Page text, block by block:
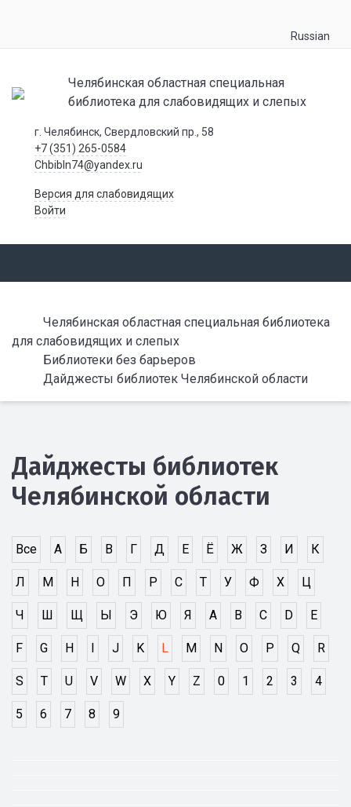
Russian
Челябинская областная специальная
библиотека для слабовидящих и слепых
г. Челябинск, Свердловский пр., 58
+7 (351) 265-0584
Chbibln74@yandex.ru
Версия для слабовидящих
Войти
Челябинская областная специальная библиотека
для слабовидящих и слепых
Библиотеки без барьеров
Дайджесты библиотек Челябинской области
Дайджесты библиотек
Челябинской области
Все А Б В Г Д Е Ё Ж З И К
Л М Н О П Р С Т У Ф Х Ц
Ч Ш Щ Ы Э Ю Я A B C D E
F G H I J K L M N O P Q R
S T U V W X Y Z 0 1 2 3 4
5 6 7 8 9